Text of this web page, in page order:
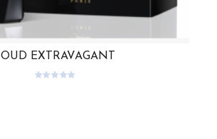
LIRE LA SUITE
OUD EXTRAVAGANT